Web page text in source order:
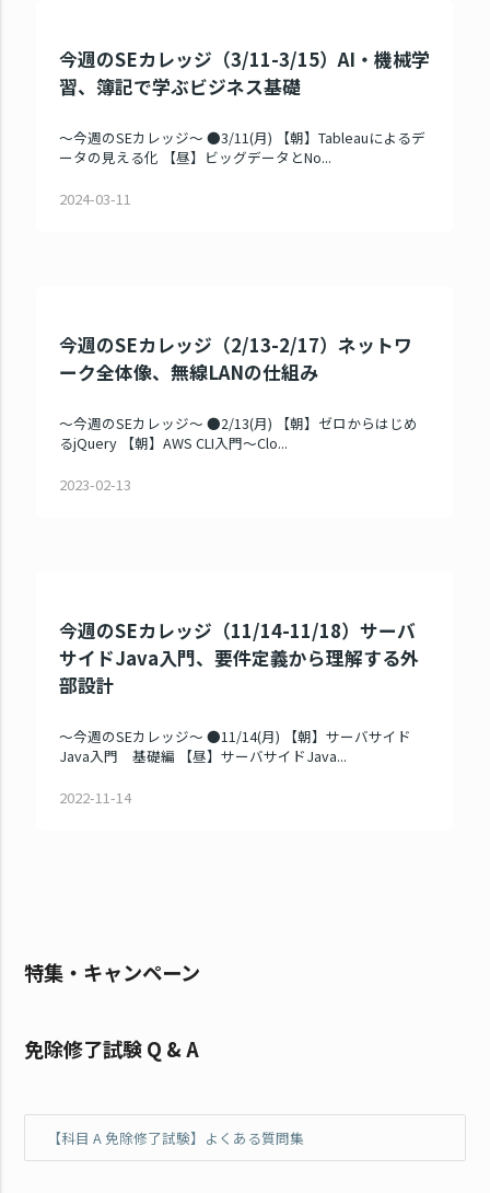
今週のSEカレッジ（3/11-3/15）AI・機械学
習、簿記で学ぶビジネス基礎
～今週のSEカレッジ～ ●3/11(月) 【朝】Tableauによるデ
ータの見える化 【昼】ビッグデータとNo...
2024-03-11
今週のSEカレッジ（2/13-2/17）ネットワ
ーク全体像、無線LANの仕組み
～今週のSEカレッジ～ ●2/13(月) 【朝】ゼロからはじめ
るjQuery 【朝】AWS CLI入門～Clo...
2023-02-13
今週のSEカレッジ（11/14-11/18）サーバ
サイドJava入門、要件定義から理解する外
部設計
～今週のSEカレッジ～ ●11/14(月) 【朝】サーバサイド
Java入門 基礎編 【昼】サーバサイドJava...
2022-11-14
特集・キャンペーン
免除修了試験 Q & A
【科目 A 免除修了試験】よくある質問集